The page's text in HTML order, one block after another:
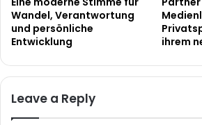
Wandel, Verantwortung
und persönliche
Entwicklung
ihrem
Leave a Reply